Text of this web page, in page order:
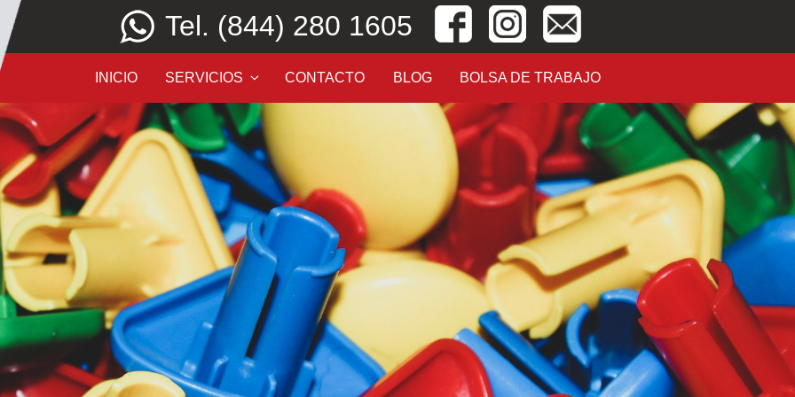
Tel. (844) 280 1605
INICIO SERVICIOS CONTACTO BLOG BOLSA DE TRABAJO